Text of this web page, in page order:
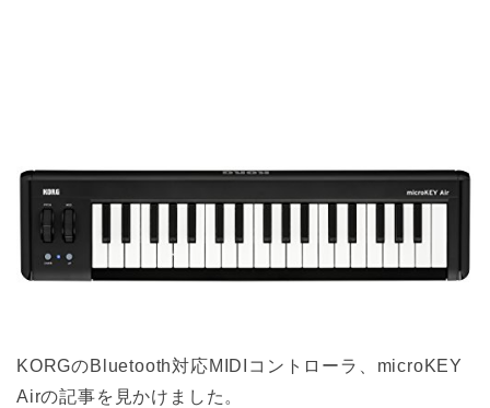
KORGのBluetooth対応MIDIコントローラ、microKEY
Airの記事を見かけました。